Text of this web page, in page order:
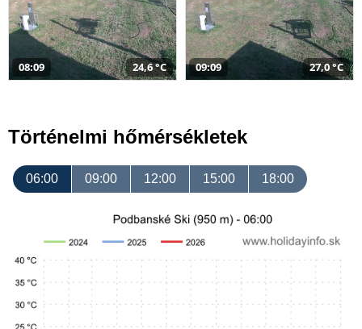
08:09 24,6 °C 09:09 27,0 °C
Történelmi hőmérsékletek
06:00 09:00 12:00 15:00 18:00